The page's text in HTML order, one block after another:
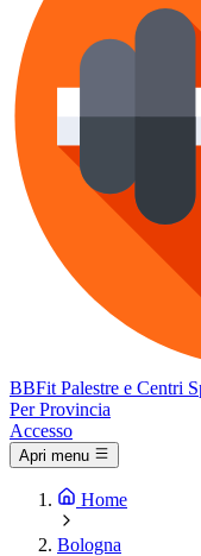
BBFit Palestre e Centri
Per Provincia
Accesso
Apri menu
Home
Bologna